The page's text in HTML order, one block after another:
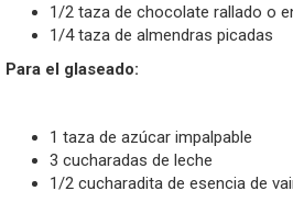
1/2 taza de chocolate rallado o
1/4 taza de almendras picadas
Para el glaseado:
1 taza de azúcar impalpable
3 cucharadas de leche
1/2 cucharadita de esencia de